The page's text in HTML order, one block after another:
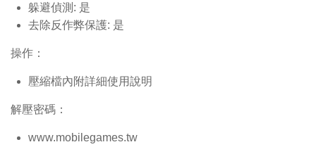
躲避偵測: 是
去除反作弊保護: 是
操作：
壓縮檔內附詳細使用說明
解壓密碼：
www.mobilegames.tw